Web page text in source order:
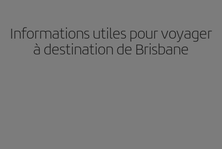
Informations utiles pour voyager
à destination de Brisbane